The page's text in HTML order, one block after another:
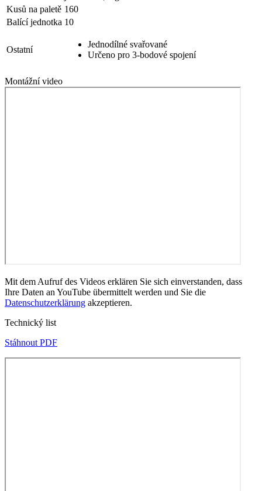
Kusů na paletě 160
Balící jednotka 10
Ostatní
Jednodílné svařované
Určeno pro 3-bodové spojení
Montážní video
Mit dem Aufruf des Videos erklären Sie sich einverstanden, dass
Ihre Daten an YouTube übermittelt werden und Sie die
Datenschutzerklärung akzeptieren.
Technický list
Stáhnout PDF